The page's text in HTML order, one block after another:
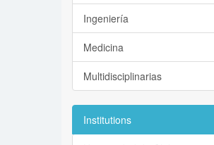
Ingeniería
Medicina
Multidisciplinarias
Institutions